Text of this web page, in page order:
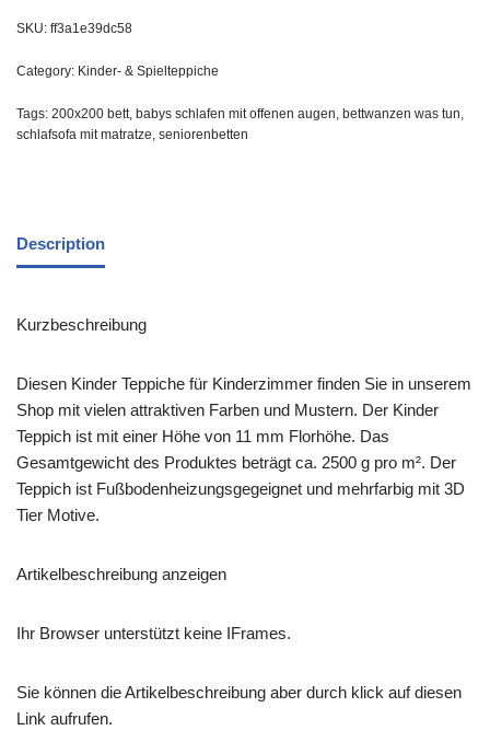
SKU: ff3a1e39dc58
Category: Kinder- & Spielteppiche
Tags: 200x200 bett, babys schlafen mit offenen augen, bettwanzen was tun,
schlafsofa mit matratze, seniorenbetten
Description
Kurzbeschreibung
Diesen Kinder Teppiche für Kinderzimmer finden Sie in unserem
Shop mit vielen attraktiven Farben und Mustern. Der Kinder
Teppich ist mit einer Höhe von 11 mm Florhöhe. Das
Gesamtgewicht des Produktes beträgt ca. 2500 g pro m². Der
Teppich ist Fußbodenheizungsgegeignet und mehrfarbig mit 3D
Tier Motive.
Artikelbeschreibung anzeigen
Ihr Browser unterstützt keine IFrames.
Sie können die Artikelbeschreibung aber durch klick auf diesen
Link aufrufen.